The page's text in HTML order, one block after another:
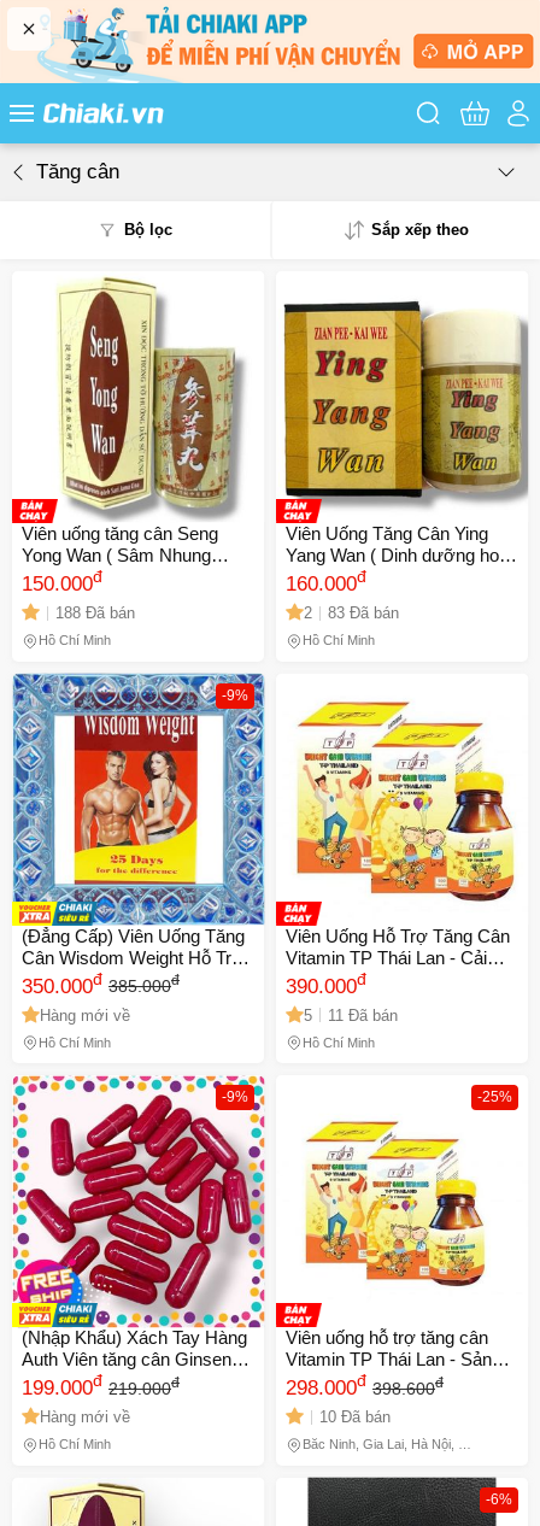
Tìm kiếm
Tăng cân
Bộ lọc Sắp xếp theo
Phổ biến
Mua nhiều
Mới nhất
Giá từ thấp - cao
Giá từ cao - thấp
Viên uống tăng cân Seng
Yong Wan ( Sâm Nhung
Hoàn ) hỗ trợ ăn ngon, ngủ
ngon, da dẻ hồng hào xuất
xứ Malaysia - Hộp 20 viên -
Mã 1469 - 2
150.000đ
188 Đã bán
Hồ Chí Minh
Viên Uống Tăng Cân Ying
Yang Wan ( Dinh dưỡng hoàn
) - Thực Phẩm Chức Năng
Nhập Khẩu Hong Kong Hỗ
Trợ Ngủ Ngon, Ăn Ngon - 33
Viên/Hộp - Mã 1534
160.000đ
2 83 Đã bán
Hồ Chí Minh
-9%
(Đẳng Cấp) Viên Uống Tăng
Cân Wisdom Weight Hỗ Trợ
Tăng Cân Tự Nhiên Từ Nutra
Manufacturing Inc, 25 Viên
Set Đầy Đủ
350.000đ 385.000đ
Hàng mới về
Hồ Chí Minh
Viên Uống Hỗ Trợ Tăng Cân
Vitamin TP Thái Lan - Cải
Thiện Cân Nặng, Hỗ Trợ Ăn
Ngủ Ngon, Hộp 100 Viên
390.000đ
5 11 Đã bán
Hồ Chí Minh
-9%
(Nhập Khẩu) Xách Tay Hàng
Auth Viên tăng cân Ginseng
Jin Fui Wan ( Nhân sâm
Tăng Phì Hoàn ) Bịch 5 viên
dùng thử Set 30 viên - Nội
Địa
199.000đ 219.000đ
Hàng mới về
Hồ Chí Minh
-25%
Viên uống hỗ trợ tăng cân
Vitamin TP Thái Lan - Sản
phẩm tăng cường sức khỏe,
kích thích appetite và hấp thu
dinh dưỡng hiệu quả cho mọi
đối tượng
298.000đ 398.600đ
10 Đã bán
Bắc Ninh, Gia Lai, Hà Nội, Hồ
-6%